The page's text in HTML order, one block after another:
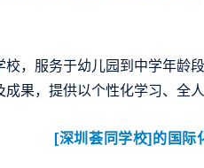
， 服务于幼儿园到中学年龄
果，提供以个性化学习、全
[深圳荟同学校]的国际